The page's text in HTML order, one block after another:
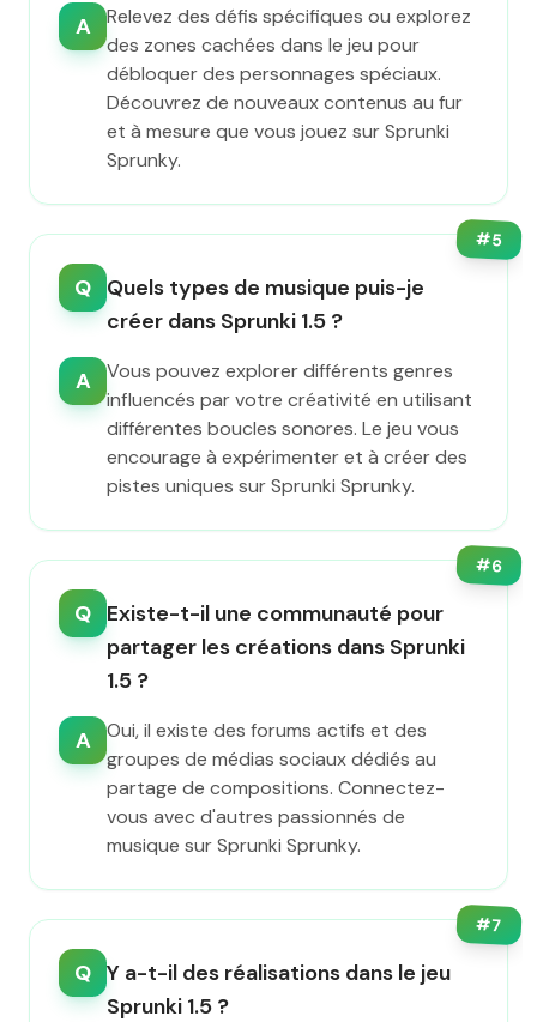
A
Relevez des défis spécifiques ou explorez
des zones cachées dans le jeu pour
débloquer des personnages spéciaux.
Découvrez de nouveaux contenus au fur
et à mesure que vous jouez sur Sprunki
Sprunky.
#5
Q Quels types de musique puis-je
créer dans Sprunki 1.5 ?
A
Vous pouvez explorer différents genres
influencés par votre créativité en utilisant
différentes boucles sonores. Le jeu vous
encourage à expérimenter et à créer des
pistes uniques sur Sprunki Sprunky.
#6
Q Existe-t-il une communauté pour
partager les créations dans Sprunki
1.5 ?
A
Oui, il existe des forums actifs et des
groupes de médias sociaux dédiés au
partage de compositions. Connectez-
vous avec d'autres passionnés de
musique sur Sprunki Sprunky.
#7
Q Y a-t-il des réalisations dans le jeu
Sprunki 1.5 ?